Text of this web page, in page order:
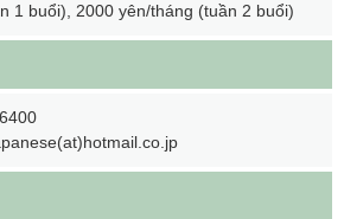
1 buổi), 2000 yên/tháng (tuần 2 buổi)